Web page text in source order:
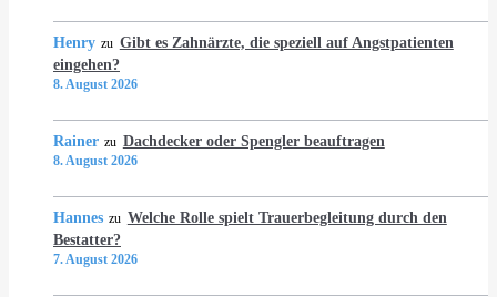
Henry zu Gibt es Zahnärzte, die speziell auf Angstpatienten
eingehen?
8. August 2026
Rainer zu Dachdecker oder Spengler beauftragen
8. August 2026
Hannes zu Welche Rolle spielt Trauerbegleitung durch den
Bestatter?
7. August 2026